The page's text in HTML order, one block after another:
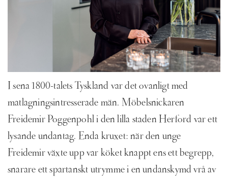
I sena 1800-talets Tyskland var det ovanligt med
matlagningsintresserade män. Möbelsnickaren
Freidemir Poggenpohl i den lilla staden Herford var ett
lysande undantag. Enda kruxet: när den unge
Freidemir växte upp var köket knappt ens ett begrepp,
snarare ett spartanskt utrymme i en undanskymd vrå av